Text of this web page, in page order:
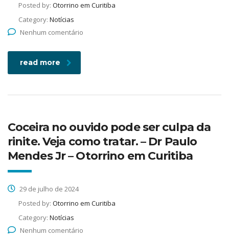
Posted by: Otorrino em Curitiba
Category: Notícias
Nenhum comentário
read more
Coceira no ouvido pode ser culpa da
rinite. Veja como tratar. – Dr Paulo
Mendes Jr – Otorrino em Curitiba
29 de julho de 2024
Posted by: Otorrino em Curitiba
Category: Notícias
Nenhum comentário